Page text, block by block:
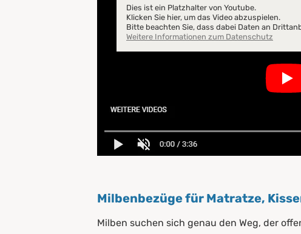
Dies ist ein Platzhalter von Youtube.
Klicken Sie hier, um das Video abzuspielen.
Bitte beachten Sie, dass dabei Daten an
Weitere Informationen zum Datenschutz
Milbenbezüge für Matratze,
Milben suchen sich genau den Weg, der